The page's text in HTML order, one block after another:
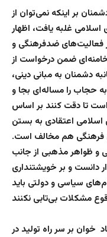
بر اینکه نمی‌توان از
غلبه یافت، اظهار
فعالیت‌های ضدفرهنگی و
خامنه‌ای ضمن درخواست از
دشمنان به مبانی دینی،
حجاب را مساله‌ای بجا و
تا دقت کنند بر اساس
اعتقادی به بستن
فرهنگی هم مخالف است.
و ظواهر مذهبی از جانب
دانست و بر خویشتنداری
سیاسی و دولتی باید
بر سر راه تولید در